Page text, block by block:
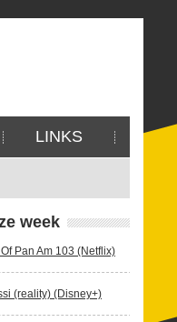
LINKS
week
Pan Am 103 (Netflix)
(reality) (Disney+)